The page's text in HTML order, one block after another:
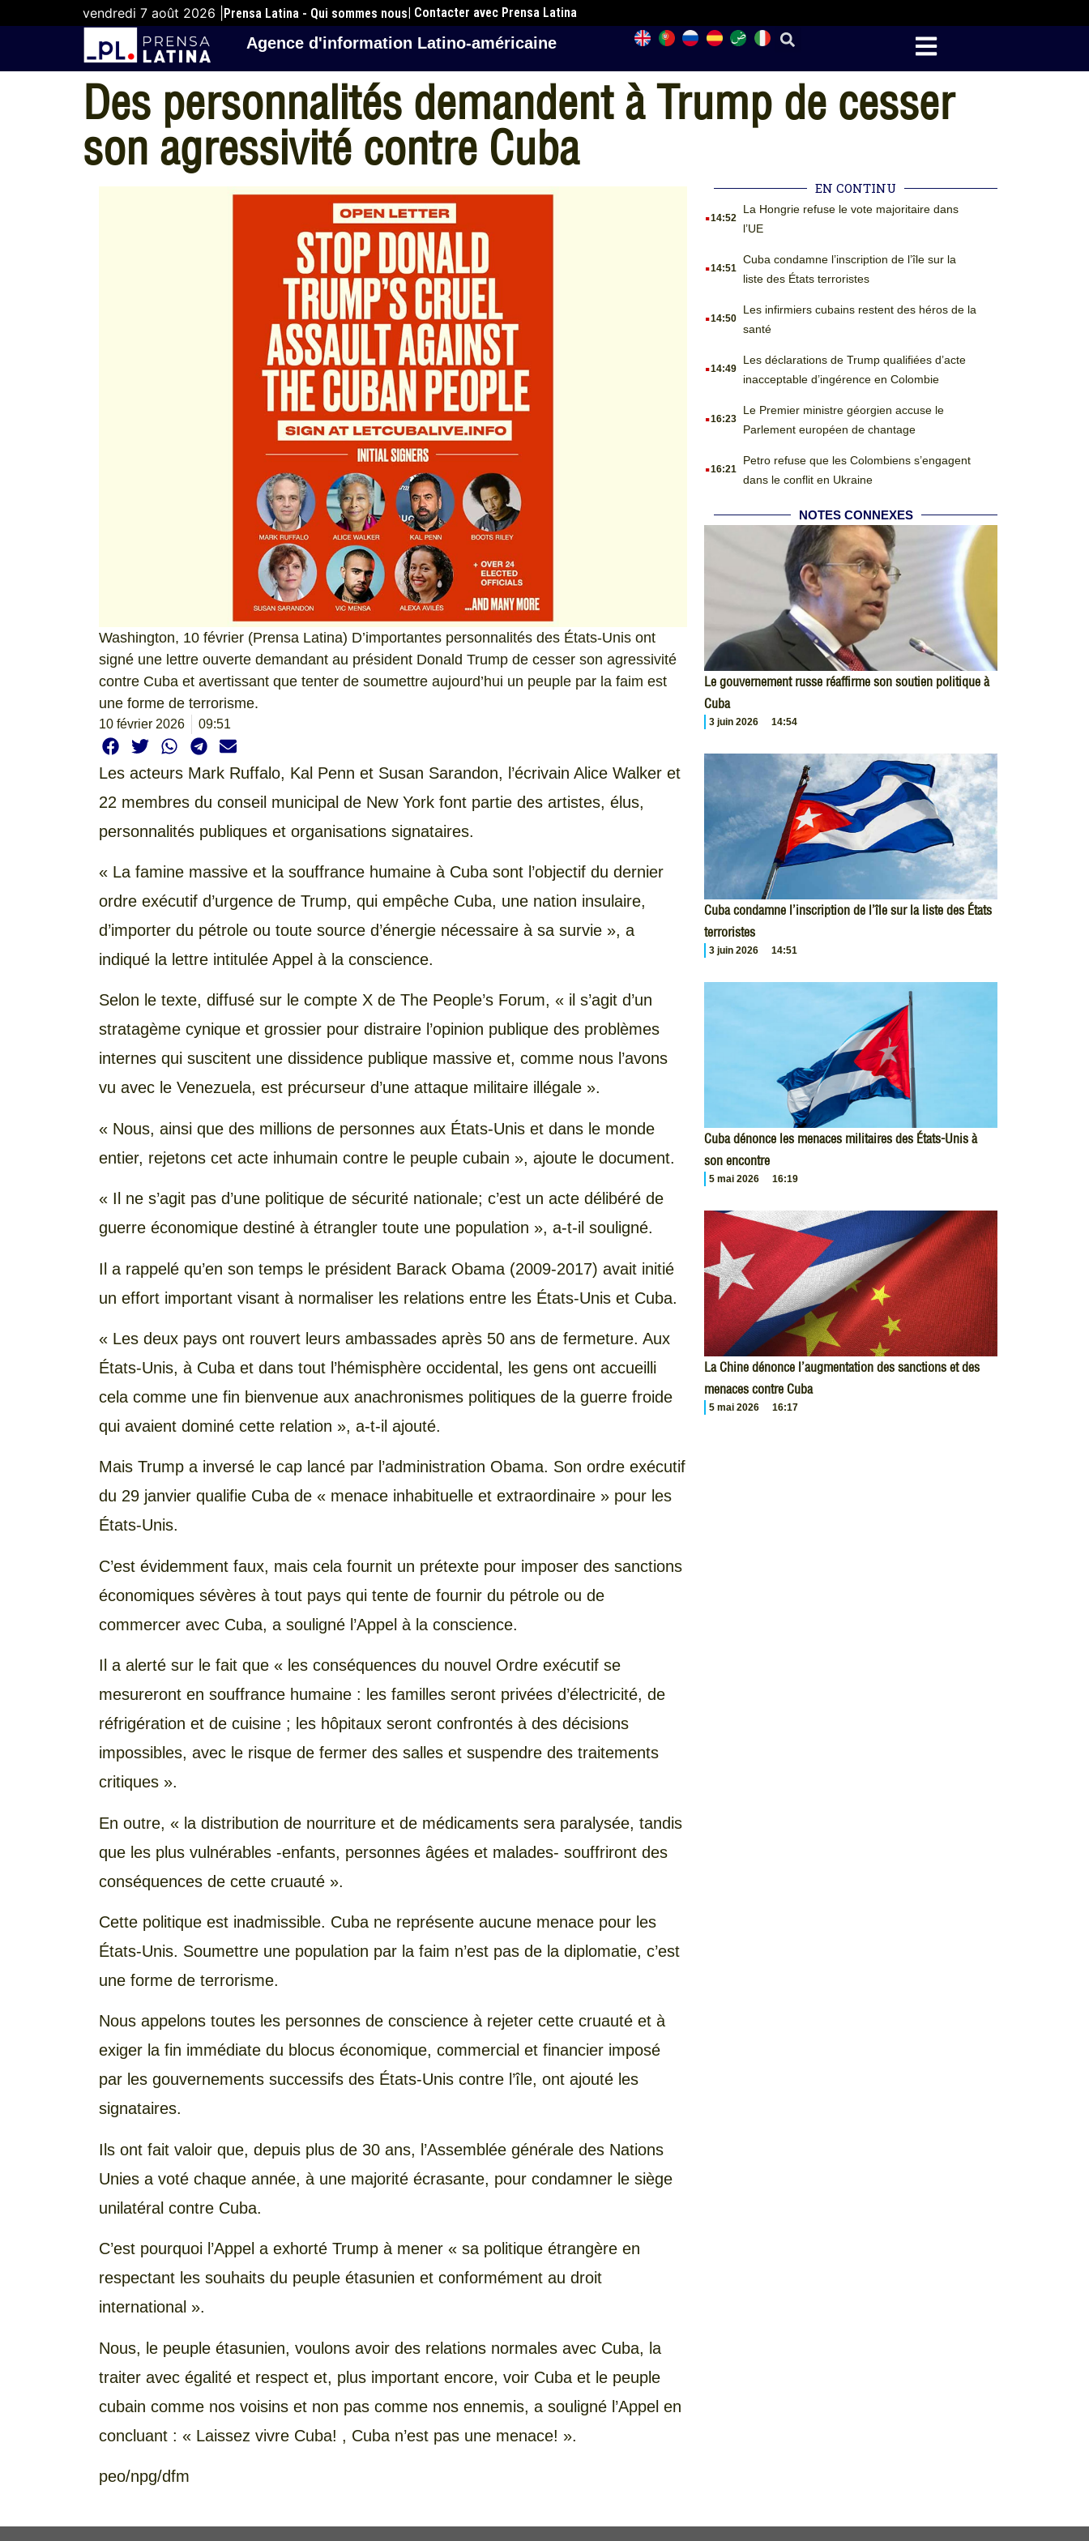
vendredi 7 août 2026 | Prensa Latina - Qui sommes nous| Contacter avec Prensa Latina
Agence d'information Latino-américaine
Des personnalités demandent à Trump de cesser
son agressivité contre Cuba
Washington, 10 février (Prensa Latina) D’importantes personnalités des États-Unis ont
signé une lettre ouverte demandant au président Donald Trump de cesser son agressivité
contre Cuba et avertissant que tenter de soumettre aujourd’hui un peuple par la faim est
une forme de terrorisme.
10 février 2026 09:51
Les acteurs Mark Ruffalo, Kal Penn et Susan Sarandon, l’écrivain Alice Walker et
22 membres du conseil municipal de New York font partie des artistes, élus,
personnalités publiques et organisations signataires.
« La famine massive et la souffrance humaine à Cuba sont l’objectif du dernier
ordre exécutif d’urgence de Trump, qui empêche Cuba, une nation insulaire,
d’importer du pétrole ou toute source d’énergie nécessaire à sa survie », a
indiqué la lettre intitulée Appel à la conscience.
Selon le texte, diffusé sur le compte X de The People’s Forum, « il s’agit d’un
stratagème cynique et grossier pour distraire l’opinion publique des problèmes
internes qui suscitent une dissidence publique massive et, comme nous l’avons
vu avec le Venezuela, est précurseur d’une attaque militaire illégale ».
« Nous, ainsi que des millions de personnes aux États-Unis et dans le monde
entier, rejetons cet acte inhumain contre le peuple cubain », ajoute le document.
« Il ne s’agit pas d’une politique de sécurité nationale; c’est un acte délibéré de
guerre économique destiné à étrangler toute une population », a-t-il souligné.
Il a rappelé qu’en son temps le président Barack Obama (2009-2017) avait initié
un effort important visant à normaliser les relations entre les États-Unis et Cuba.
« Les deux pays ont rouvert leurs ambassades après 50 ans de fermeture. Aux
États-Unis, à Cuba et dans tout l’hémisphère occidental, les gens ont accueilli
cela comme une fin bienvenue aux anachronismes politiques de la guerre froide
qui avaient dominé cette relation », a-t-il ajouté.
Mais Trump a inversé le cap lancé par l’administration Obama. Son ordre exécutif
du 29 janvier qualifie Cuba de « menace inhabituelle et extraordinaire » pour les
États-Unis.
C’est évidemment faux, mais cela fournit un prétexte pour imposer des sanctions
économiques sévères à tout pays qui tente de fournir du pétrole ou de
commercer avec Cuba, a souligné l’Appel à la conscience.
Il a alerté sur le fait que « les conséquences du nouvel Ordre exécutif se
mesureront en souffrance humaine : les familles seront privées d’électricité, de
réfrigération et de cuisine ; les hôpitaux seront confrontés à des décisions
impossibles, avec le risque de fermer des salles et suspendre des traitements
critiques ».
En outre, « la distribution de nourriture et de médicaments sera paralysée, tandis
que les plus vulnérables -enfants, personnes âgées et malades- souffriront des
conséquences de cette cruauté ».
Cette politique est inadmissible. Cuba ne représente aucune menace pour les
États-Unis. Soumettre une population par la faim n’est pas de la diplomatie, c’est
une forme de terrorisme.
Nous appelons toutes les personnes de conscience à rejeter cette cruauté et à
exiger la fin immédiate du blocus économique, commercial et financier imposé
par les gouvernements successifs des États-Unis contre l’île, ont ajouté les
signataires.
Ils ont fait valoir que, depuis plus de 30 ans, l’Assemblée générale des Nations
Unies a voté chaque année, à une majorité écrasante, pour condamner le siège
unilatéral contre Cuba.
C’est pourquoi l’Appel a exhorté Trump à mener « sa politique étrangère en
respectant les souhaits du peuple étasunien et conformément au droit
international ».
Nous, le peuple étasunien, voulons avoir des relations normales avec Cuba, la
traiter avec égalité et respect et, plus important encore, voir Cuba et le peuple
cubain comme nos voisins et non pas comme nos ennemis, a souligné l’Appel en
concluant : « Laissez vivre Cuba! , Cuba n’est pas une menace! ».
peo/npg/dfm
EN CONTINU
.14:52
La Hongrie refuse le vote majoritaire dans
l’UE
.14:51
Cuba condamne l’inscription de l’île sur la
liste des États terroristes
.14:50
Les infirmiers cubains restent des héros de la
santé
.14:49
Les déclarations de Trump qualifiées d’acte
inacceptable d’ingérence en Colombie
.16:23
Le Premier ministre géorgien accuse le
Parlement européen de chantage
.16:21
Petro refuse que les Colombiens s’engagent
dans le conflit en Ukraine
NOTES CONNEXES
Le gouvernement russe réaffirme son soutien politique à
Cuba
3 juin 2026 14:54
Cuba condamne l’inscription de l’île sur la liste des États
terroristes
3 juin 2026 14:51
Cuba dénonce les menaces militaires des États-Unis à
son encontre
5 mai 2026 16:19
La Chine dénonce l’augmentation des sanctions et des
menaces contre Cuba
5 mai 2026 16:17